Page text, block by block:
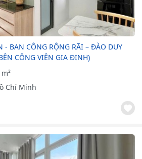
- BAN CÔNG RỘNG RÃI – ĐÀO DUY
CÔNG VIÊN GIA ĐỊNH)
Chí Minh